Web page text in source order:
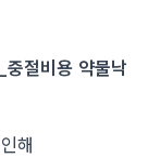
절비용 약물낙
해